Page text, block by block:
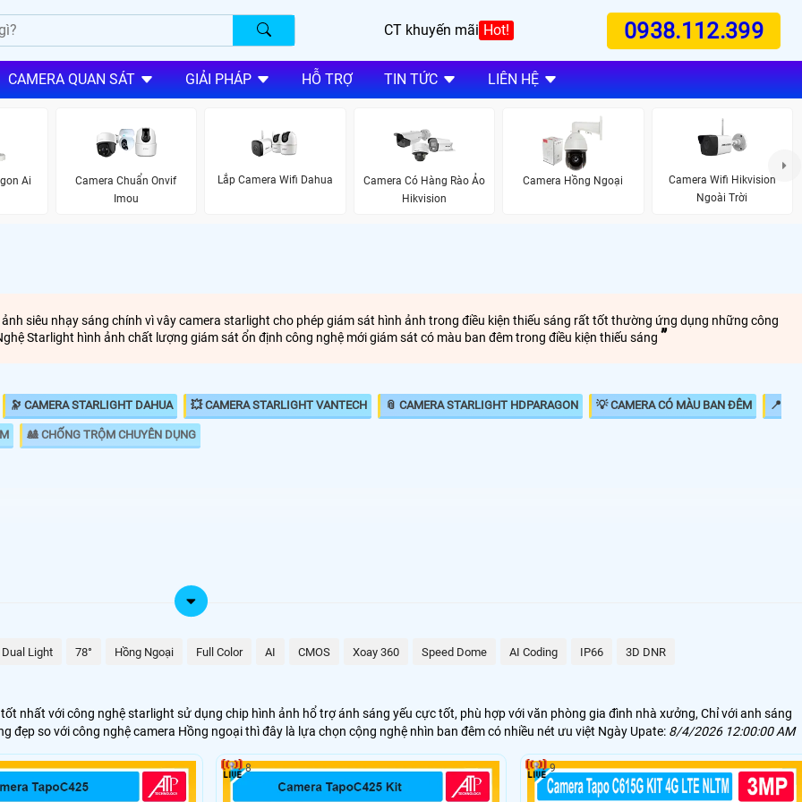
CT khuyến mãi Hot! 0938.112.399
CAMERA QUAN SÁT GIẢI PHÁP HỖ TRỢ TIN TỨC LIÊN HỆ
Ai
Camera Chuẩn Onvif
Imou
Lắp Camera Wifi Dahua
Camera Có Hàng Rào Ảo
Hikvision
Camera Hồng Ngoại
Camera Wifi Hikvision
Ngoài Trời
siêu nhạy sáng chính vì vây camera starlight cho phép giám sát hình ảnh trong điều kiện thiếu sáng rất tốt thường ứng dụng những công
Starlight hình ảnh chất lượng giám sát ổn định công nghệ mới giám sát có màu ban đêm trong điều kiện thiếu sáng
🔭 CAMERA STARLIGHT DAHUA 💥 CAMERA STARLIGHT VANTECH 📎 CAMERA STARLIGHT HDPARAGON 💡 CAMERA CÓ MÀU BAN ĐÊM 📍
🎎 CHỐNG TRỘM CHUYÊN DỤNG
nhà
🌙 Lắp Camera Starlight Dahua
🥈 Lắp Camera Starlight Trọn Bộ 1.700.000 VNĐCamera Dahua
là giải pháp lắp camera phù hợp cho gia đình văn phòng, với tiêu chí giám sát ban đêm hiệu quả hình ảnh rõ nét. Ngoài ra camera starlight
pháp giám sát hoàn hảo hơn. 😱
Dual Light 78° Hồng Ngoại Full Color AI CMOS Xoay 360 Speed Dome AI Coding IP66 3D DNR
nhất với công nghệ starlight sử dụng chip hình ảnh hổ trợ ánh sáng yếu cực tốt, phù hợp với văn phòng gia đình nhà xưởng, Chỉ với anh sáng
so với công nghệ camera Hồng ngoại thì đây là lựa chọn cộng nghệ nhìn ban đêm có nhiều nét ưu việt Ngày Upate: 8/4/2026 12:00:00 AM
8 9